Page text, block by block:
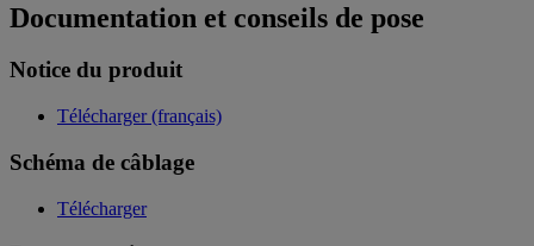
Documentation et conseils de pose
Notice du produit
Télécharger (français)
Schéma de câblage
Télécharger